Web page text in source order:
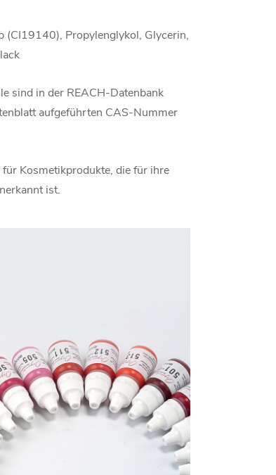
(CI19140), Propylenglykol, Glycerin,
sind in der REACH-Datenbank
aufgeführten CAS-Nummer
Kosmetikprodukte, die für ihre
ist.